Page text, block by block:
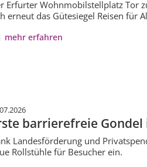
Erfurter Wohnmobilstellplatz Tor
erneut das Gütesiegel Reisen für
mehr erfahren
barrierefreie
Landesförderung und
Rollstühle für Besucher ein.